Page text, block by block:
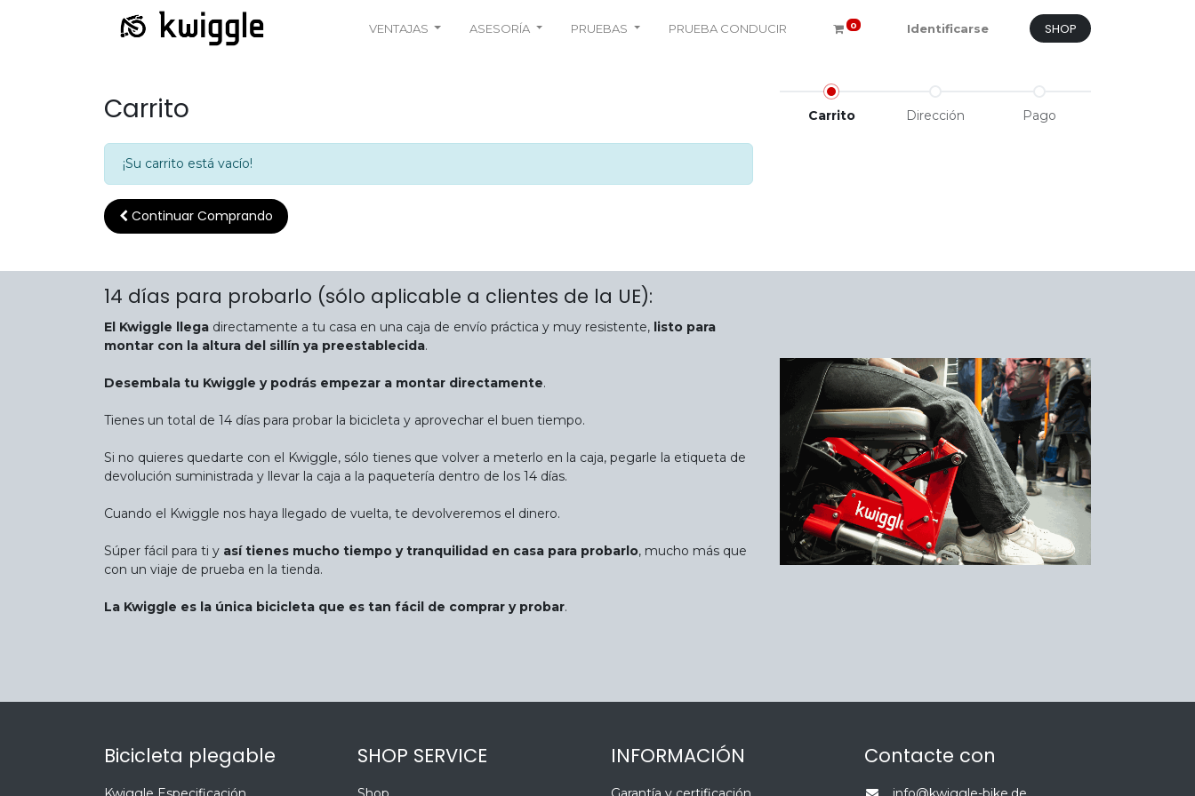
VENTAJAS ASESORÍA PRUEBAS PRUEBA CONDUCIR 0 Identificarse SHOP
Carrito Carrito Dirección Pago
¡Su carrito está vacío!
Continuar Comprando
14 días para probarlo (sólo aplicable a clientes de la UE):
El Kwiggle llega directamente a tu casa en una caja de envío práctica y muy resistente, listo para
montar con la altura del sillín ya preestablecida.
Desembala tu Kwiggle y podrás empezar a montar directamente.
Tienes un total de 14 días para probar la bicicleta y aprovechar el buen tiempo.
Si no quieres quedarte con el Kwiggle, sólo tienes que volver a meterlo en la caja, pegarle la etiqueta de
devolución suministrada y llevar la caja a la paquetería dentro de los 14 días.
Cuando el Kwiggle nos haya llegado de vuelta, te devolveremos el dinero.
Súper fácil para ti y así tienes mucho tiempo y tranquilidad en casa para probarlo, mucho más que
con un viaje de prueba en la tienda.
La Kwiggle es la única bicicleta que es tan fácil de comprar y probar.
Bicicleta plegable SHOP SERVICE INFORMACIÓN Contacte con